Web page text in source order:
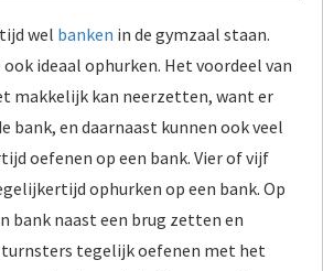
wel banken in de gymzaal staan.
ook ideaal ophurken. Het voordeel van
makkelijk kan neerzetten, want er
bank, en daarnaast kunnen ook veel
oefenen op een bank. Vier of vijf
ophurken op een bank. Op
bank naast een brug zetten en
turnsters tegelijk oefenen met het